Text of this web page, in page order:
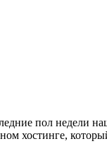
пол недели
хостинге,